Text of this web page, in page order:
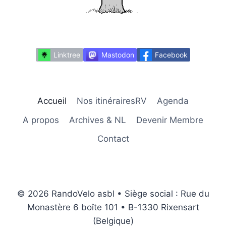
Linktree Mastodon Facebook
Accueil Nos itinérairesRV
Agenda
A propos
Archives & NL
Devenir Membre
Contact
© 2026 RandoVelo asbl • Siège social : Rue du
Monastère 6 boîte 101 • B-1330 Rixensart
(Belgique)